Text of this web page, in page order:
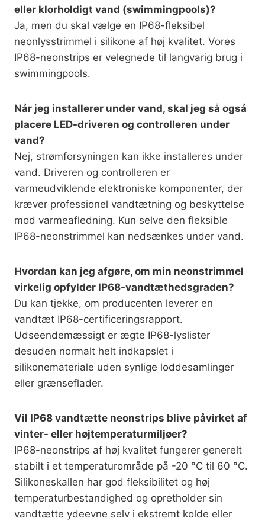
eller klorholdigt vand (swimmingpools)?
Ja, men du skal vælge en IP68-fleksibel
neonlysstrimmel i silikone af høj kvalitet. Vores
IP68-neonstrips er velegnede til langvarig brug i
swimmingpools.
Når jeg installerer under vand, skal jeg så også
placere LED-driveren og controlleren under
vand?
Nej, strømforsyningen kan ikke installeres under
vand. Driveren og controlleren er
varmeudviklende elektroniske komponenter, der
kræver professionel vandtætning og beskyttelse
mod varmeafledning. Kun selve den fleksible
IP68-neonstrimmel kan nedsænkes under vand.
Hvordan kan jeg afgøre, om min neonstrimmel
virkelig opfylder IP68-vandtæthedsgraden?
Du kan tjekke, om producenten leverer en
vandtæt IP68-certificeringsrapport.
Udseendemæssigt er ægte IP68-lyslister
desuden normalt helt indkapslet i
silikonemateriale uden synlige loddesamlinger
eller grænseflader.
Vil IP68 vandtætte neonstrips blive påvirket af
vinter- eller højtemperaturmiljøer?
IP68-neonstrips af høj kvalitet fungerer generelt
stabilt i et temperaturområde på -20 °C til 60 °C.
Silikoneskallen har god fleksibilitet og høj
temperaturbestandighed og opretholder sin
vandtætte ydeevne selv i ekstremt kolde eller